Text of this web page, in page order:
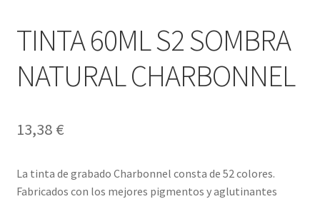
TINTA 60ML S2 SOMBRA
NATURAL CHARBONNEL
13,38 €
La tinta de grabado Charbonnel consta de 52 colores.
Fabricados con los mejores pigmentos y aglutinantes